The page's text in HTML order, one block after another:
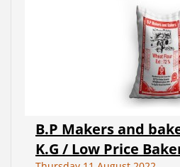
B.P Makers and
K.G / Low Price